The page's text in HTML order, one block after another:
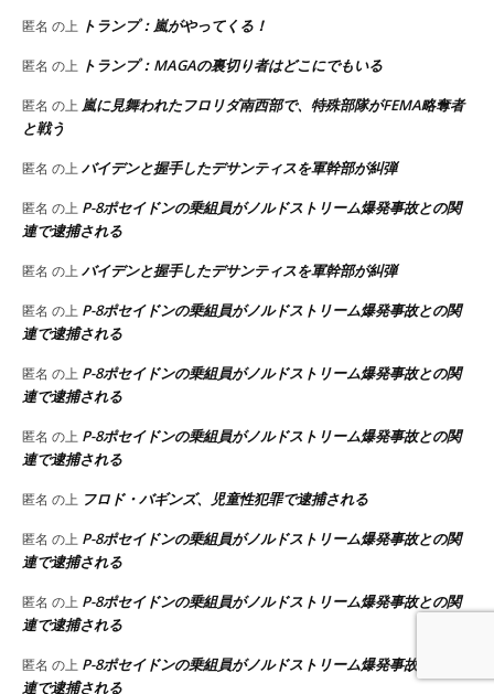
匿名 の上 トランプ：嵐がやってくる！
匿名 の上 トランプ：MAGAの裏切り者はどこにでもいる
匿名 の上 嵐に見舞われたフロリダ南西部で、特殊部隊がFEMA略奪者
と戦う
匿名 の上 バイデンと握手したデサンティスを軍幹部が糾弾
匿名 の上 P-8ポセイドンの乗組員がノルドストリーム爆発事故との関
連で逮捕される
匿名 の上 バイデンと握手したデサンティスを軍幹部が糾弾
匿名 の上 P-8ポセイドンの乗組員がノルドストリーム爆発事故との関
連で逮捕される
匿名 の上 P-8ポセイドンの乗組員がノルドストリーム爆発事故との関
連で逮捕される
匿名 の上 P-8ポセイドンの乗組員がノルドストリーム爆発事故との関
連で逮捕される
匿名 の上 フロド・バギンズ、児童性犯罪で逮捕される
匿名 の上 P-8ポセイドンの乗組員がノルドストリーム爆発事故との関
連で逮捕される
匿名 の上 P-8ポセイドンの乗組員がノルドストリーム爆発事故との関
連で逮捕される
匿名 の上 P-8ポセイドンの乗組員がノルドストリーム爆発事故との関
連で逮捕される